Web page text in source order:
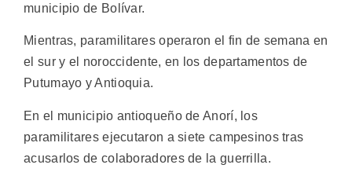
municipio de Bolívar.
Mientras, paramilitares operaron el fin de semana en
el sur y el noroccidente, en los departamentos de
Putumayo y Antioquia.
En el municipio antioqueño de Anorí, los
paramilitares ejecutaron a siete campesinos tras
acusarlos de colaboradores de la guerrilla.